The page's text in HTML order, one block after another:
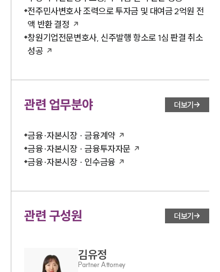
전주민사변호사 조력으로 투자금 및 대여금 2억원 전
액 반환 결정
창원기업전문변호사, 신주발행 항소로 1심 판결 취소
성공
관련 업무분야 더보기
금융·자본시장 · 금융계약
금융·자본시장 · 금융투자자문
금융·자본시장 · 인수금융
관련 구성원 더보기
김유정
Partner Attorney